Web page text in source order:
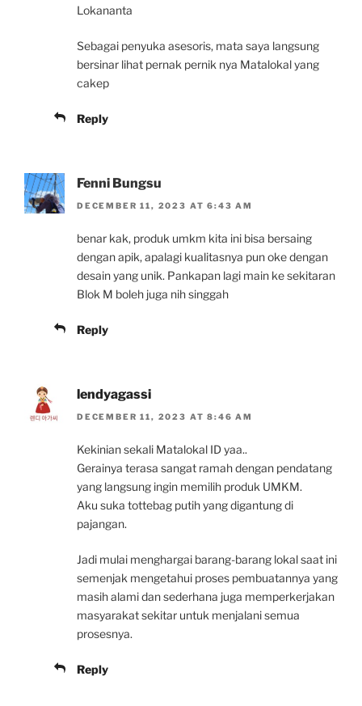
Lokananta
Sebagai penyuka asesoris, mata saya langsung
bersinar lihat pernak pernik nya Matalokal yang
cakep
Reply
Fenni Bungsu
DECEMBER 11, 2023 AT 6:43 AM
benar kak, produk umkm kita ini bisa bersaing
dengan apik, apalagi kualitasnya pun oke dengan
desain yang unik. Pankapan lagi main ke sekitaran
Blok M boleh juga nih singgah
Reply
lendyagassi
DECEMBER 11, 2023 AT 8:46 AM
Kekinian sekali Matalokal ID yaa..
Gerainya terasa sangat ramah dengan pendatang
yang langsung ingin memilih produk UMKM.
Aku suka tottebag putih yang digantung di
pajangan.
Jadi mulai menghargai barang-barang lokal saat ini
semenjak mengetahui proses pembuatannya yang
masih alami dan sederhana juga memperkerjakan
masyarakat sekitar untuk menjalani semua
prosesnya.
Reply